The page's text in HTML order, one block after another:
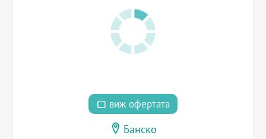
виж офертата
Банско